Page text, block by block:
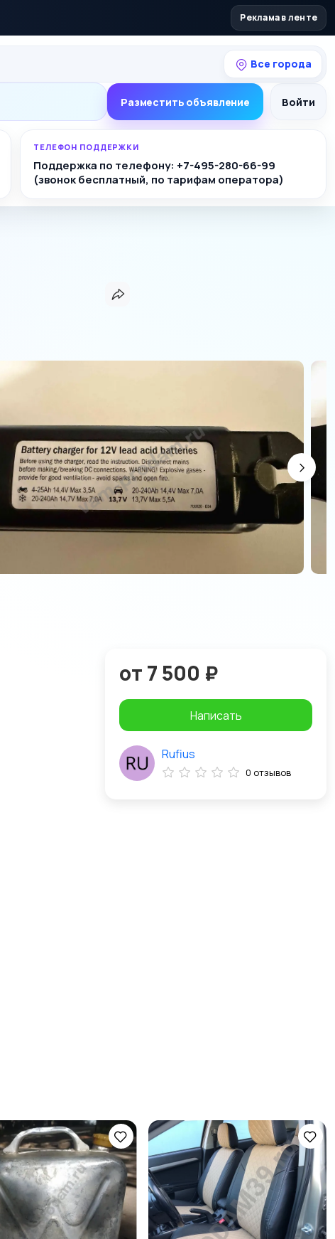
Реклама в ленте
Все города
Разместить объявление Войти
ТЕЛЕФОН ПОДДЕРЖКИ
Поддержка по телефону: +7-495-280-66-99
(звонок бесплатный, по тарифам оператора)
от 7 500 ₽
Написать
Rufius
0 отзывов